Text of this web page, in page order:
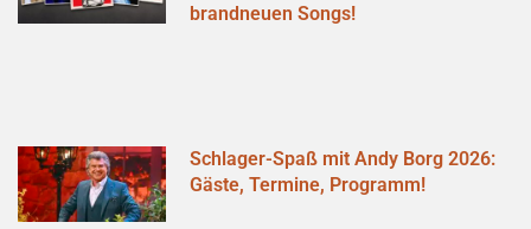
brandneuen Songs!
Schlager-Spaß mit Andy Borg 2026:
Gäste, Termine, Programm!